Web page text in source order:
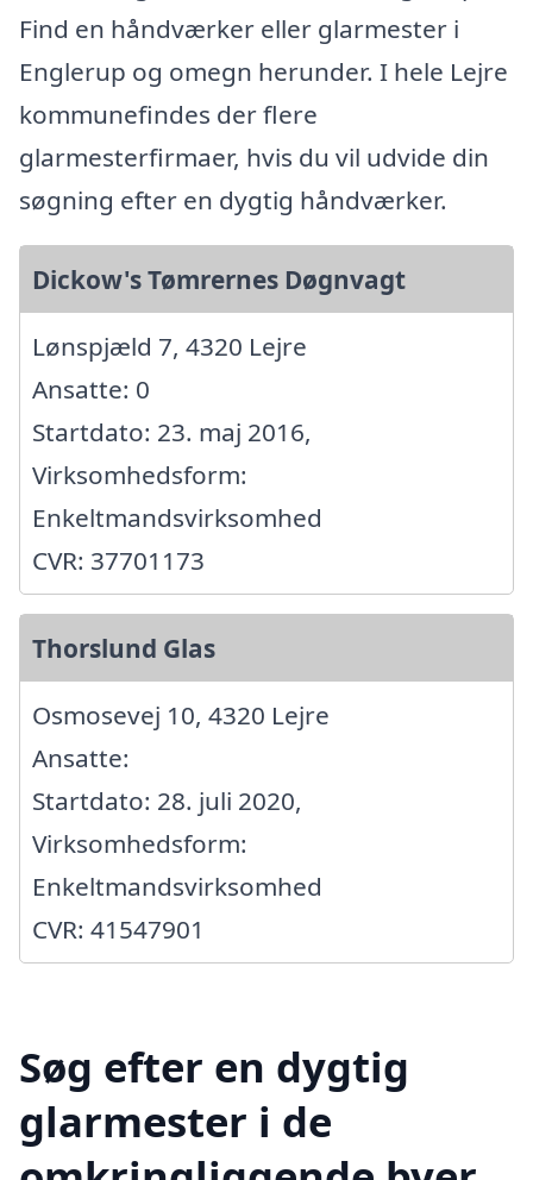
Find en håndværker eller glarmester i
Englerup og omegn herunder. I hele Lejre
kommunefindes der flere
glarmesterfirmaer, hvis du vil udvide din
søgning efter en dygtig håndværker.
Dickow's Tømrernes Døgnvagt
Lønspjæld 7, 4320 Lejre
Ansatte: 0
Startdato: 23. maj 2016,
Virksomhedsform:
Enkeltmandsvirksomhed
CVR: 37701173
Thorslund Glas
Osmosevej 10, 4320 Lejre
Ansatte:
Startdato: 28. juli 2020,
Virksomhedsform:
Enkeltmandsvirksomhed
CVR: 41547901
Søg efter en dygtig
glarmester i de